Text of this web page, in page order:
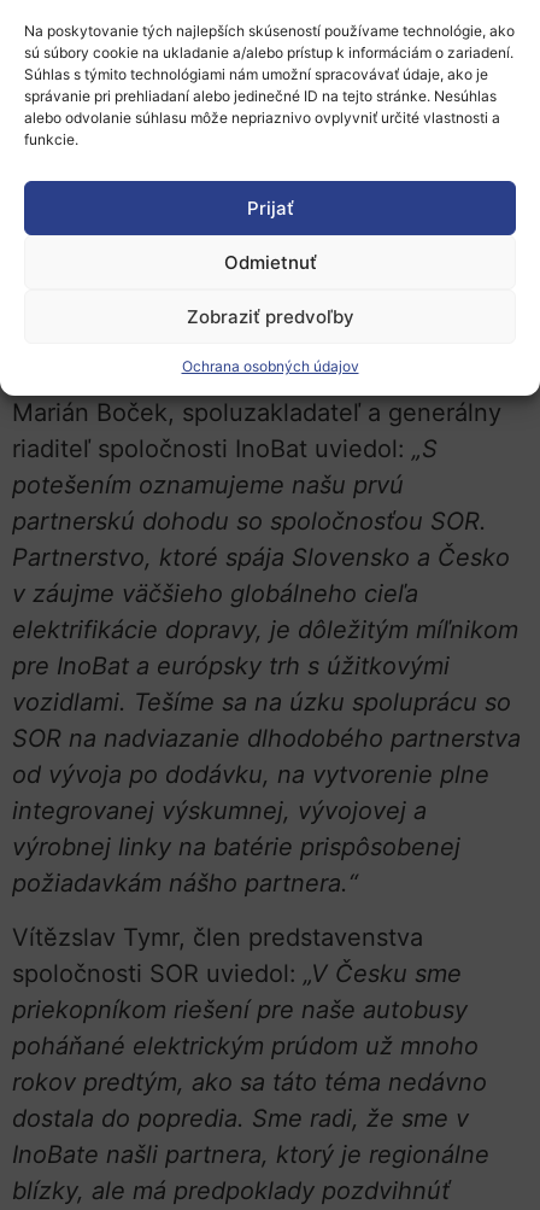
Na poskytovanie tých najlepších skúseností používame technológie, ako
sú súbory cookie na ukladanie a/alebo prístup k informáciám o zariadení.
Súhlas s týmito technológiami nám umožní spracovávať údaje, ako je
správanie pri prehliadaní alebo jedinečné ID na tejto stránke. Nesúhlas
alebo odvolanie súhlasu môže nepriaznivo ovplyvniť určité vlastnosti a
funkcie.
Prijať
Odmietnuť
Zobraziť predvoľby
Ochrana osobných údajov
S výrobným odkazom trvajúcim 25 rokov
vyrába spoločnosť SOR v Česku mestské a
medzimestské autobusy pre svoj trh v Česku
a ďalších 12 európskych krajinách. V rámci
partnerstva so spoločnosťou InoBat bude
SOR pokračovať v elektrifikácii autobusov v
únie v oblasti budúcnosti s nulovým
obsahom uhlíka.
Marián Boček, spoluzakladateľ a generálny
riaditeľ spoločnosti InoBat uviedol: „S
potešením oznamujeme našu prvú
partnerskú dohodu so spoločnosťou SOR.
Partnerstvo, ktoré spája Slovensko a Česko
v záujme väčšieho globálneho cieľa
elektrifikácie dopravy, je dôležitým míľnikom
pre InoBat a európsky trh s úžitkovými
vozidlami. Tešíme sa na úzku spoluprácu so
SOR na nadviazanie dlhodobého partnerstva
od vývoja po dodávku, na vytvorenie plne
integrovanej výskumnej, vývojovej a
výrobnej linky na batérie prispôsobenej
požiadavkám nášho partnera.“
Vítězslav Tymr, člen predstavenstva
spoločnosti SOR uviedol: „V Česku sme
priekopníkom riešení pre naše autobusy
poháňané elektrickým prúdom už mnoho
rokov predtým, ako sa táto téma nedávno
dostala do popredia. Sme radi, že sme v
InoBate našli partnera, ktorý je regionálne
blízky, ale má predpoklady pozdvihnúť